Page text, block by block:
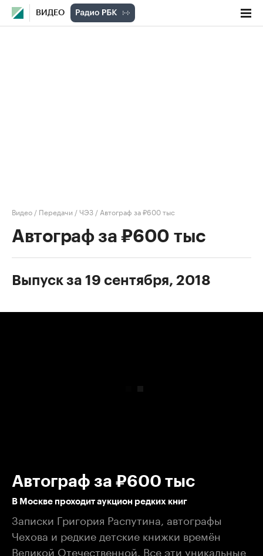
ВИДЕО
Видео / Передачи /ЧЭЗ / Автограф за ₽600 тыс
Автограф за ₽600 тыс
Выпуск за 19 сентября, 2018
Автограф за ₽600 тыс
В Москве проходит аукцион редких книг
Записки Григория Распутина, автографы
Чехова и редкие детские книжки времён
Великой Отечественной. Все эти уникальные